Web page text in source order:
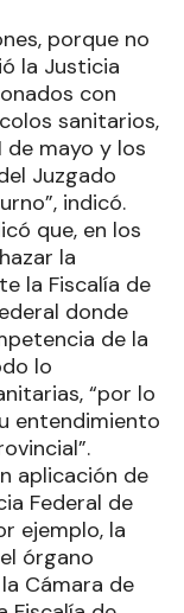
porque no
la Justicia
con
sanitarios,
de mayo y los
Juzgado
indicó.
que, en los
la
la Fiscalía de
donde
de la
lo
“por lo
entendimiento
aplicación de
Federal de
ejemplo, la
órgano
Cámara de